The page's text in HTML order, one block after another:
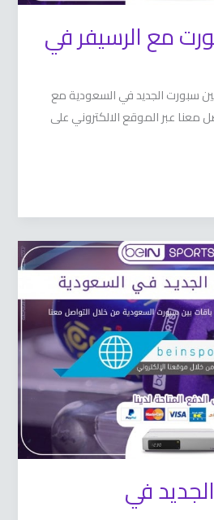
مع الرسيفر في
سبورت الجديد في السعودية مع
معنا عبر الموقع الالكتروني على
في